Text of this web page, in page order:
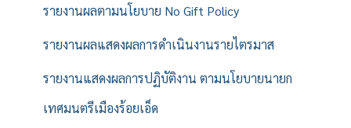
รายงานผลตามนโยบาย No Gift Policy
รายงานผลแสดงผลการดำเนินงานรายไตรมาส
รายงานแสดงผลการปฏิบัติงาน ตามนโยบายนายก
เทศมนตรีเมืองร้อยเอ็ด